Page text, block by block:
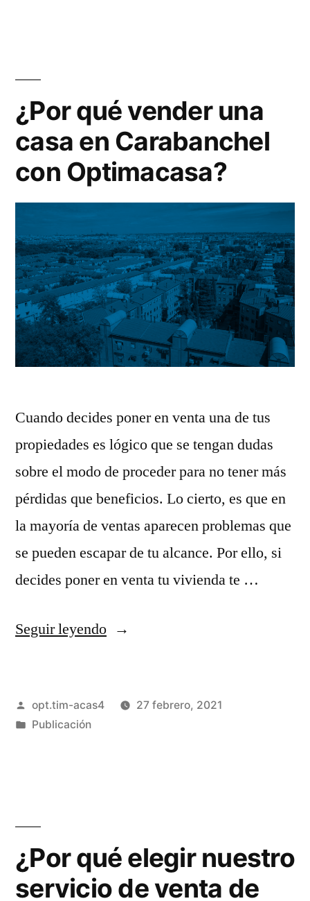
¿Por qué vender una
casa en Carabanchel
con Optimacasa?
Cuando decides poner en venta una de tus
propiedades es lógico que se tengan dudas
sobre el modo de proceder para no tener más
pérdidas que beneficios. Lo cierto, es que en
la mayoría de ventas aparecen problemas que
se pueden escapar de tu alcance. Por ello, si
decides poner en venta tu vivienda te …
Seguir leyendo
opt.tim-acas4
27 febrero, 2021
Publicación
¿Por qué elegir nuestro
servicio de venta de